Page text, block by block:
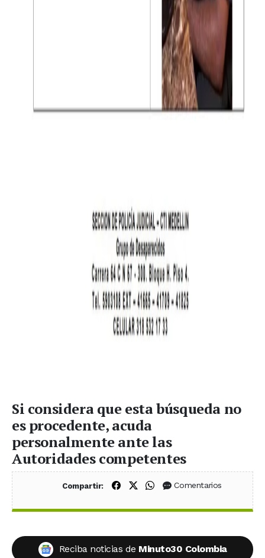
Si considera que esta búsqueda no
es procedente, acuda
personalmente ante las
Autoridades competentes
Compartir: Compartir en Facebook
Compartir en X (Twitter)
Compartir en WhatsApp
Comentarios
Reciba noticias de Minuto30 Colombia